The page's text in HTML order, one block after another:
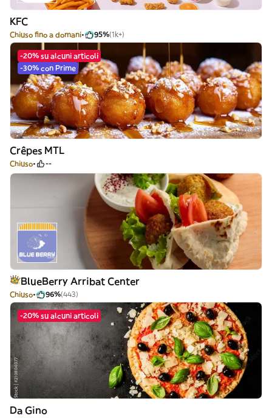
KFC
Chiuso fino a domani 95%(1k+)
-20% su alcuni articoli
-30% con Prime
Crêpes MTL
Chiuso --
BlueBerry Arribat Center
Chiuso 96%(443)
-20% su alcuni articoli
Da Gino